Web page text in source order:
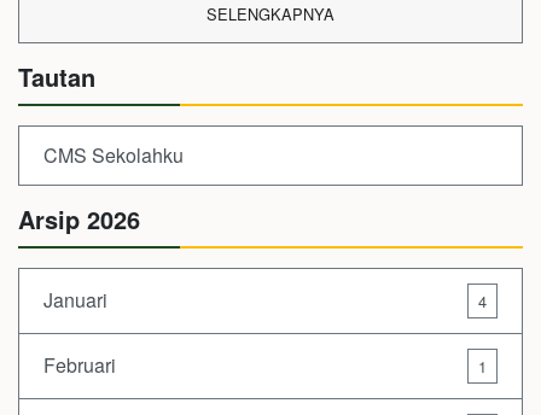
SELENGKAPNYA
Tautan
CMS Sekolahku
Arsip 2026
Januari 4
Februari 1